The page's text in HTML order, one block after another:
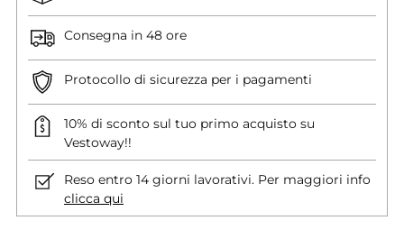
Consegna in 48 ore
Protocollo di sicurezza per i pagamenti
10% di sconto sul tuo primo acquisto su
Vestoway!!
Reso entro 14 giorni lavorativi. Per maggiori info
clicca qui